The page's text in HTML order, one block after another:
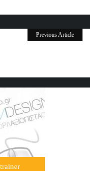
Previous Article